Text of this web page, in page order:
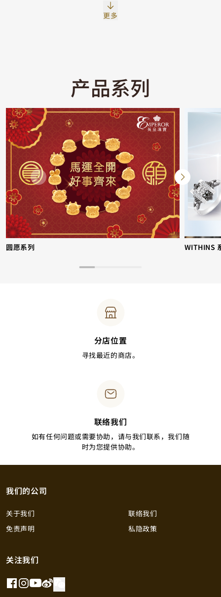
Whatsapp
更多
产品系列
圆愿系列 WITHINS
分店位置
寻找最近的商店。
联络我们
如有任何问题或需要协助，请与我们联系，我们随
时为您提供协助。
我们的公司
关于我们
联络我们
免责声明
私隐政策
关注我们